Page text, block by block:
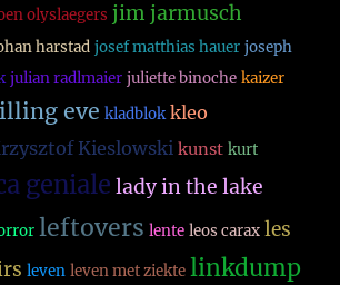
olyslaegers jim jarmusch
harstad josef matthias hauer joseph
julian radlmaier juliette binoche kaizer
eve kladblok kleo
Kieslowski kunst kurt
geniale lady in the lake
leftovers lente leos carax les
leven leven met ziekte linkdump